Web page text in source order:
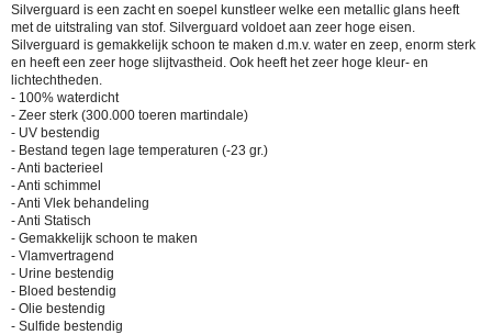
Silverguard is een zacht en soepel kunstleer welke een metallic glans heeft
met de uitstraling van stof. Silverguard voldoet aan zeer hoge eisen.
Silverguard is gemakkelijk schoon te maken d.m.v. water en zeep, enorm sterk
en heeft een zeer hoge slijtvastheid. Ook heeft het zeer hoge kleur- en
lichtechtheden.
- 100% waterdicht
- Zeer sterk (300.000 toeren martindale)
- UV bestendig
- Bestand tegen lage temperaturen (-23 gr.)
- Anti bacterieel
- Anti schimmel
- Anti Vlek behandeling
- Anti Statisch
- Gemakkelijk schoon te maken
- Vlamvertragend
- Urine bestendig
- Bloed bestendig
- Olie bestendig
- Sulfide bestendig